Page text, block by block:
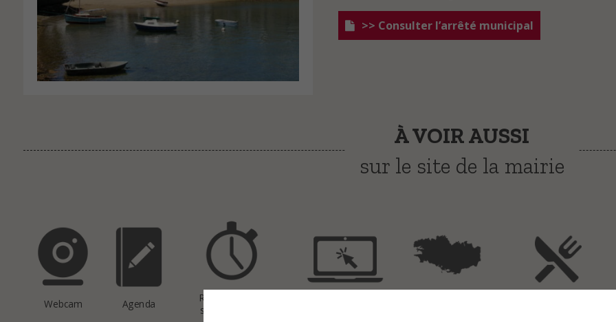
>> Consulter l’arrêté municipal
À VOIR AUSSI
sur le site de la mairie
Webcam Agenda
Réservation de
salles de sport